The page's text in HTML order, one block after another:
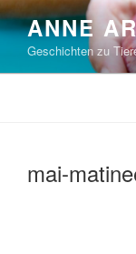
Zum
Inhalt
springen
ANNE
Geschichten zu
mai-